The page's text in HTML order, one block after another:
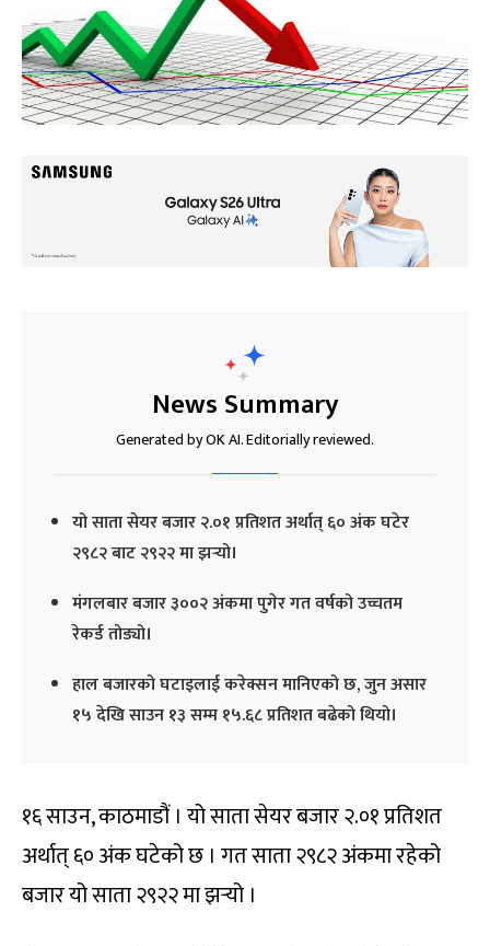
News Summary
Generated by OK AI. Editorially reviewed.
यो साता सेयर बजार २.०१ प्रतिशत अर्थात् ६० अंक घटेर
२९८२ बाट २९२२ मा झर्‍यो।
मंगलबार बजार ३००२ अंकमा पुगेर गत वर्षको उच्चतम
रेकर्ड तोड्यो।
हाल बजारको घटाइलाई करेक्सन मानिएको छ, जुन असार
१५ देखि साउन १३ सम्म १५.६८ प्रतिशत बढेको थियो।
१६ साउन, काठमाडौं । यो साता सेयर बजार २.०१ प्रतिशत
अर्थात् ६० अंक घटेको छ । गत साता २९८२ अंकमा रहेको
बजार यो साता २९२२ मा झर्‍यो ।